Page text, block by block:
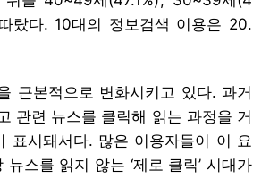
랐다. 10대의 정보검색 이용은 20.
근본적으로 변화시키고 있다. 과거
관련 뉴스를 클릭해 읽는 과정을 거
표시돼서다. 많은 이용자들이 이 요
스를 읽지 않는 ‘제로 클릭’ 시대가